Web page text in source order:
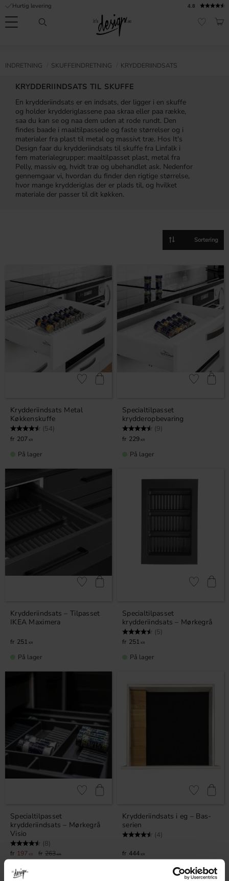
Menu
4.8
Hurtig levering
INDRETNING SKUFFEINDRETNING KRYDDERIINDSATS
KRYDDERIINDSATS TIL SKUFFE
En krydderiindsats er en indsats, der ligger i en skuffe
og holder krydderiglassene paa skraa eller paa række,
saa du kan se og naa dem uden at rode rundt. Den
findes baade i maaltilpassede og faste størrelser og i
materialer fra plast til metal og massivt træ. Hos It's
Design faar du krydderiindsats til skuffe fra Linfalk i
fem materialegrupper: maaltilpasset plast, metal fra
Pelly, massiv eg, hvidt træ og ubehandlet ask. Nedenfor
gennemgaar vi, hvordan du finder den rigtige størrelse,
hvor mange krydderiglas der er plads til, og hvilket
materiale der passer til dit køkken.
Krydderiindsats Metal
Køkkenskuffe
Vurdering: (54)
207 KR
Gem som favorit
På lager
Specialtilpasset
krydderopbevaring
Vurdering: (9)
229 KR
Gem som
På lager
Krydderiindsats – Tilpasset
IKEA Maximera
251 KR
Gem som favorit
På lager
Specialtilpasset
krydderiindsats – Mørkegrå
Vurdering: (5)
251 KR
Gem som
På lager
Specialtilpasset
krydderiindsats – Mørkegrå
Visio
Vurdering: (8)
197 KR 263KR
Gem som favorit
På lager
Krydderiindsats i eg – Bas-
serien
Vurdering: (4)
444 KR
Gem som
Ofte stillede
spørgsmål
Inspiration & Tips
sider |
Design